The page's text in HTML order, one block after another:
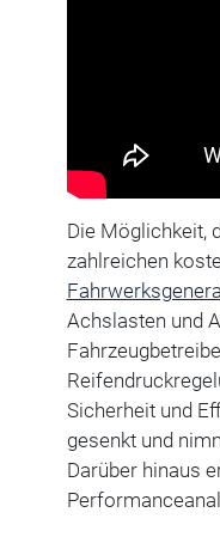
Die Möglichkeit,
zahlreichen
Achslasten und
Sicherheit und
gesenkt und
Darüber hinaus